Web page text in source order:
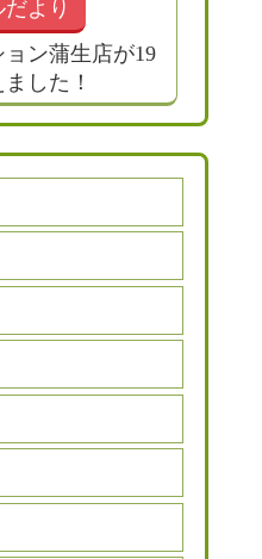
より
ン蒲生店が19
した！